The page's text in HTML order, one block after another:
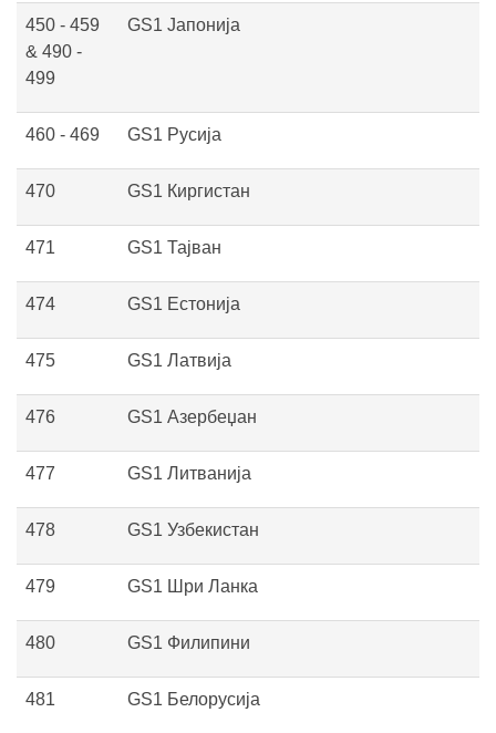
450 - 459
& 490 -
499
GS1 Јапонија
460 - 469 GS1 Русија
470 GS1 Киргистан
471 GS1 Тајван
474 GS1 Естонија
475 GS1 Латвија
476 GS1 Азербеџан
477 GS1 Литванија
478 GS1 Узбекистан
479 GS1 Шри Ланка
480 GS1 Филипини
481 GS1 Белорусија